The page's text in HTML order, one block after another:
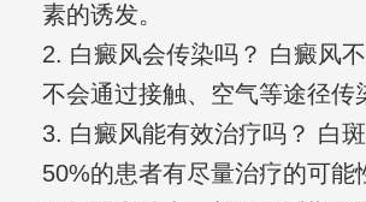
素的诱发。
2. 白癜风会传染吗？ 白癜风不
不会通过接触、空气等途径传
3. 白癜风能有效治疗吗？ 白
50%的患者有尽量治疗的可能